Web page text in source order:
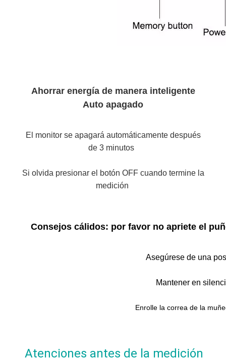
Ahorrar energía de manera inteligente
Auto apagado
El monitor se apagará automáticamente después
de 3 minutos
Si olvida presionar el botón OFF cuando termine la
medición
Consejos cálidos: por favor no apriete el
Asegúrese de una
Mantener en
Enrolle la correa de la
Atenciones antes de la medición